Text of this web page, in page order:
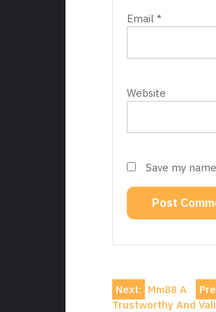
Email*
Website
Save my
Post
Next: Mm88 A
Trustworthy And